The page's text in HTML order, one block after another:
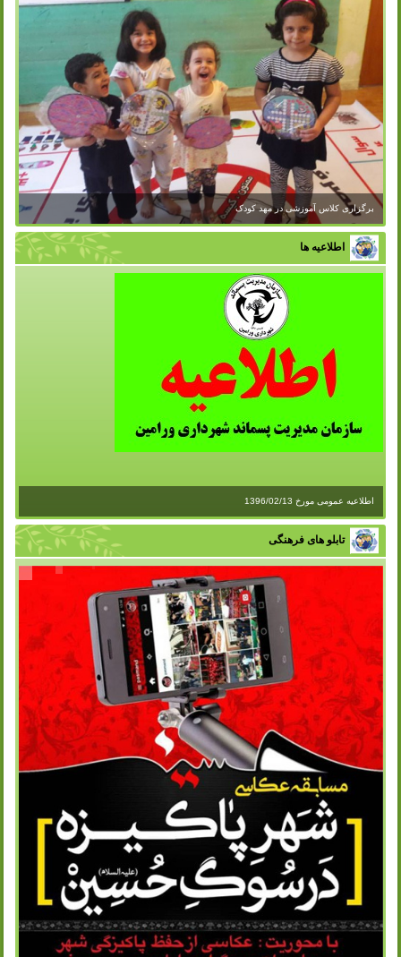
برگزاری کلاس آموزشی در مهد کودک
اطلاعیه ها
اطلاعیه عمومی مورخ 1396/02/13
تابلو های فرهنگی